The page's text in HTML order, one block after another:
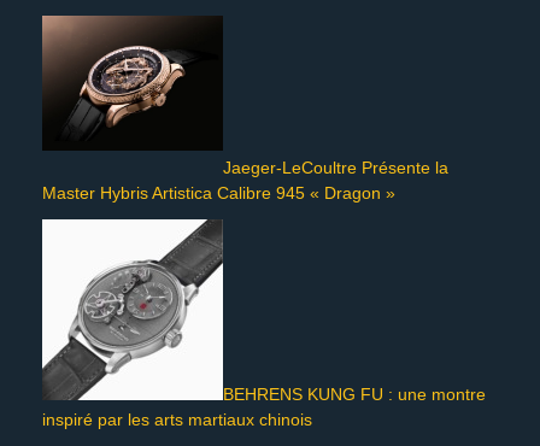
Jaeger-LeCoultre Présente la
Master Hybris Artistica Calibre 945 « Dragon »
BEHRENS KUNG FU : une montre
inspiré par les arts martiaux chinois